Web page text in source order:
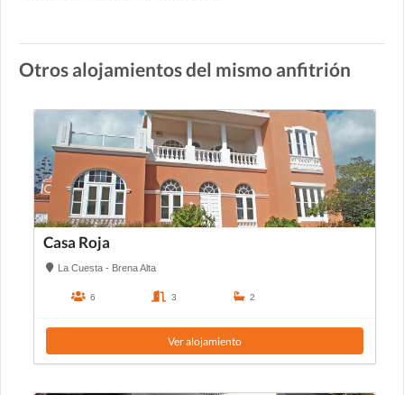
Otros alojamientos del mismo anfitrión
Casa Roja
La Cuesta - Brena Alta
6 3 2
Ver alojamiento